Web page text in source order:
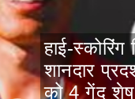
हाई-
शानदार
को 4 गेंद